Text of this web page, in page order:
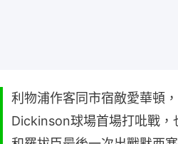
利物浦作客同市宿敵愛華頓
Dickinson球場首場打吡戰，